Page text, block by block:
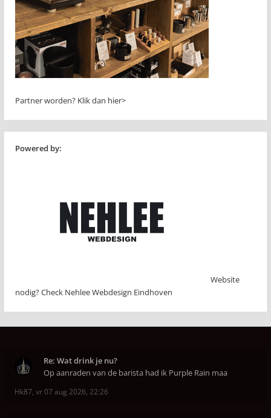
Partner worden? Klik dan hier>
Powered by:
Website
nodig? Check Nehlee Webdesign Eindhoven
Re: Wat drink je nu?
Op aanraden van de barista had ik Purple Rain maa
Hk87, vr 07 aug 2026, 22:26